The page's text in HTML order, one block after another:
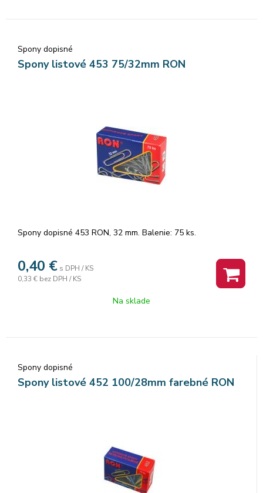
Spony dopisné
Spony listové 453 75/32mm RON
Spony dopisné 453 RON, 32 mm. Balenie: 75 ks.
0,40 € s DPH / KS
0,33 € bez DPH / KS
Na sklade
Spony dopisné
Spony listové 452 100/28mm farebné RON